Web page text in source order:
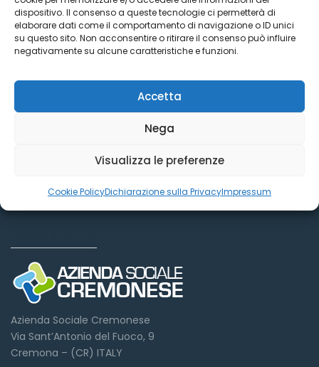
dispositivo. Il consenso a queste tecnologie ci permetterà di
elaborare dati come il comportamento di navigazione o ID unici
su questo sito. Non acconsentire o ritirare il consenso può influire
negativamente su alcune caratteristiche e funzioni.
Accetta
Nega
Visualizza le preferenze
Cookie PolicyDichiarazione sulla PrivacyImpressum
Azienda Sociale Cremonese
Via Sant’Antonio del Fuoco, 9
Cremona – (CR) ITALY